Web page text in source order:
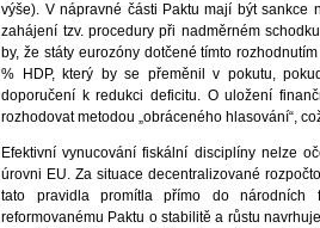
výše). V nápravné části Paktu mají být
zahájení tzv. procedury při nadměrném
by, že státy eurozóny dotčené tímto
% HDP, který by se přeměnil v pokutu,
doporučení k redukci deficitu. O uložení
rozhodovat metodou „obráceného hlasování“,
Efektivní vynucování fiskální disciplíny nelze
úrovni EU. Za situace decentralizované
tato pravidla promítla přímo do
reformovanému Paktu o stabilitě a růstu